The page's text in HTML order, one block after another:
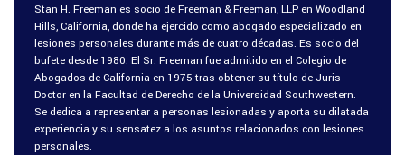
Stan H. Freeman es socio de Freeman & Freeman, LLP en Woodland
Hills, California, donde ha ejercido como abogado especializado en
lesiones personales durante más de cuatro décadas. Es socio del
bufete desde 1980. El Sr. Freeman fue admitido en el Colegio de
Abogados de California en 1975 tras obtener su título de Juris
Doctor en la Facultad de Derecho de la Universidad Southwestern.
Se dedica a representar a personas lesionadas y aporta su dilatada
experiencia y su sensatez a los asuntos relacionados con lesiones
personales.